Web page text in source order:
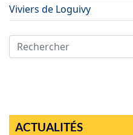
Viviers de Loguivy
ACTUALITÉS